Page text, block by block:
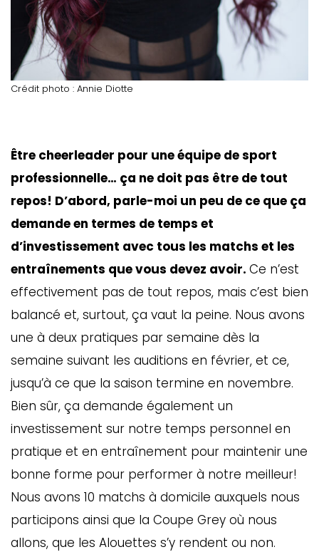
Crédit photo : Annie Diotte
Être cheerleader pour une équipe de sport
professionnelle… ça ne doit pas être de tout
repos! D’abord, parle-moi un peu de ce que ça
demande en termes de temps et
d’investissement avec tous les matchs et les
entraînements que vous devez avoir. Ce n’est
effectivement pas de tout repos, mais c’est bien
balancé et, surtout, ça vaut la peine. Nous avons
une à deux pratiques par semaine dès la
semaine suivant les auditions en février, et ce,
jusqu’à ce que la saison termine en novembre.
Bien sûr, ça demande également un
investissement sur notre temps personnel en
pratique et en entraînement pour maintenir une
bonne forme pour performer à notre meilleur!
Nous avons 10 matchs à domicile auxquels nous
participons ainsi que la Coupe Grey où nous
allons, que les Alouettes s’y rendent ou non.